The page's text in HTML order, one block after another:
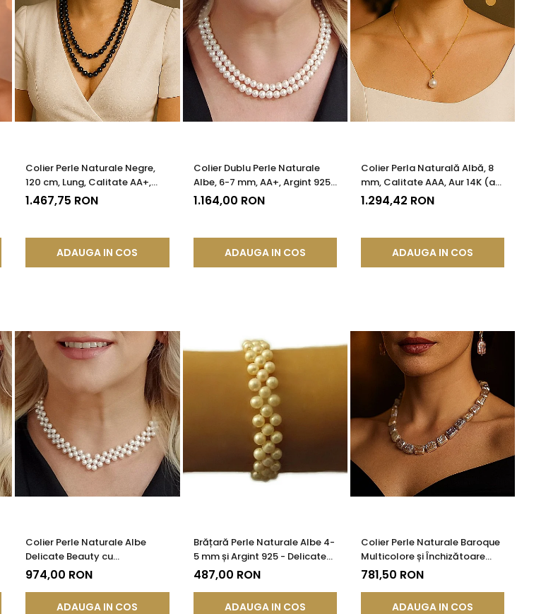
Colier Perle Naturale Negre,
120 cm, Lung, Calitate AA+,
Argint 925 | KASKADDA®
1.467,75 RON
ADAUGA IN COS
Colier Dublu Perle Naturale
Albe, 6-7 mm, AA+, Argint 925 |
KASKADDA®
1.164,00 RON
ADAUGA IN COS
Colier Perla Naturală Albă, 8
mm, Calitate AAA, Aur 14K (aur
585) | KASKADDA®
1.294,42 RON
ADAUGA IN COS
Colier Perle Naturale Albe
Delicate Beauty cu
Închizătoare Argint |
974,00 RON
ADAUGA IN COS
Brățară Perle Naturale Albe 4-
5 mm și Argint 925 - Delicate
Beauty | KASKADDA®
487,00 RON
ADAUGA IN COS
Colier Perle Naturale Baroque
Multicolore și Închizătoare
Argint 925 | KASKADDA®
781,50 RON
ADAUGA IN COS